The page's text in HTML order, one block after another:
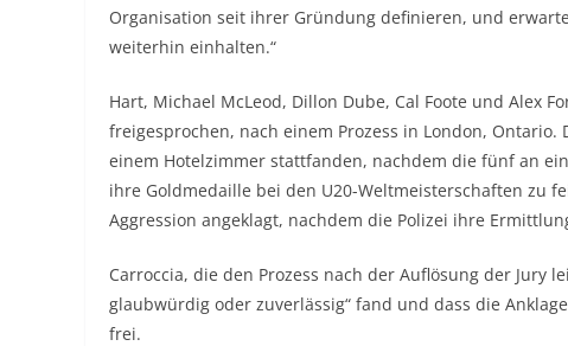
Organisation seit ihrer Gründung definieren, und
weiterhin einhalten.“
Hart, Michael McLeod, Dillon Dube, Cal Foote und Alex
freigesprochen, nach einem Prozess in London,
einem Hotelzimmer stattfanden, nachdem die fünf an
ihre Goldmedaille bei den U20-Weltmeisterschaften zu
Aggression angeklagt, nachdem die Polizei ihre
Carroccia, die den Prozess nach der Auflösung der Jury
glaubwürdig oder zuverlässig“ fand und dass die
frei.